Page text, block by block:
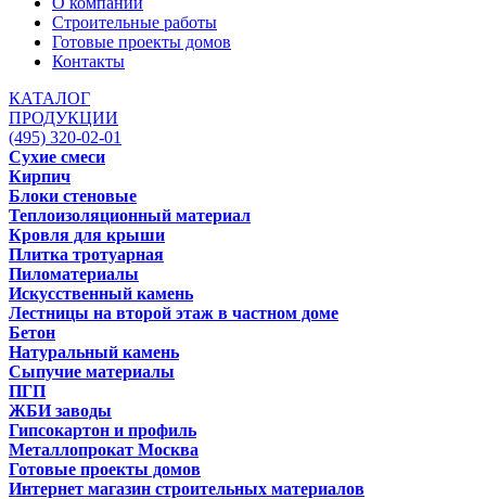
Строительные работы
Готовые проекты домов
Контакты
КАТАЛОГ
ПРОДУКЦИИ
(495) 320-02-01
Сухие смеси
Кирпич
Блоки стеновые
Теплоизоляционный материал
Кровля для крыши
Плитка тротуарная
Пиломатериалы
Искусственный камень
Лестницы на второй этаж в частном доме
Бетон
Натуральный камень
Сыпучие материалы
ПГП
ЖБИ заводы
Гипсокартон и профиль
Металлопрокат Москва
Готовые проекты домов
Интернет магазин строительных материалов